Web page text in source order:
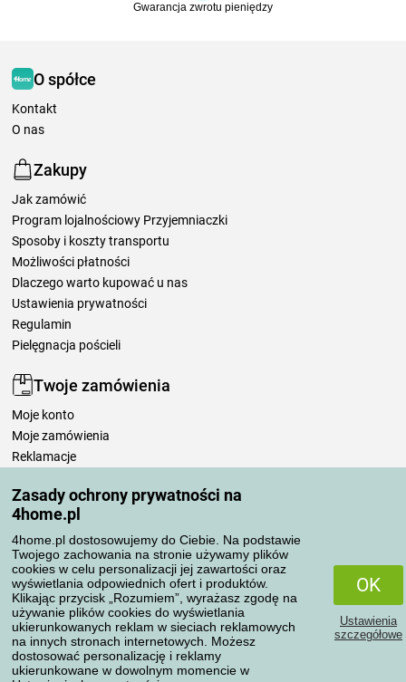
Zasady ochrony prywatności na
4home.pl
4home.pl dostosowujemy do Ciebie. Na podstawie
Twojego zachowania na stronie używamy plików
cookies w celu personalizacji jej zawartości oraz
wyświetlania odpowiednich ofert i produktów.
Klikając przycisk „Rozumiem”, wyrażasz zgodę na
używanie plików cookies do wyświetlania
ukierunkowanych reklam w sieciach reklamowych
na innych stronach internetowych. Możesz
dostosować personalizację i reklamy
ukierunkowane w dowolnym momencie w
OK
Ustawienia
szczegółowe
Gwarancja zwrotu pieniędzy
O spółce
Kontakt
O nas
Zakupy
Jak zamówić
Program lojalnościowy Przyjemniaczki
Sposoby i koszty transportu
Możliwości płatności
Dlaczego warto kupować u nas
Ustawienia prywatności
Regulamin
Pielęgnacja pościeli
Twoje zamówienia
Moje konto
Moje zamówienia
Reklamacje
Zasady przetwarzania recenzji
Sposoby transportu
Metody płatności
Niezawodny sklep